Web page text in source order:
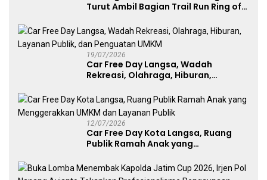
Turut Ambil Bagian Trail Run Ring of
19/07/2026
Car Free Day Langsa, Wadah
Rekreasi, Olahraga, Hiburan,
UMKM
12/07/2026
Car Free Day Kota Langsa, Ruang
Publik Ramah Anak yang
Publik